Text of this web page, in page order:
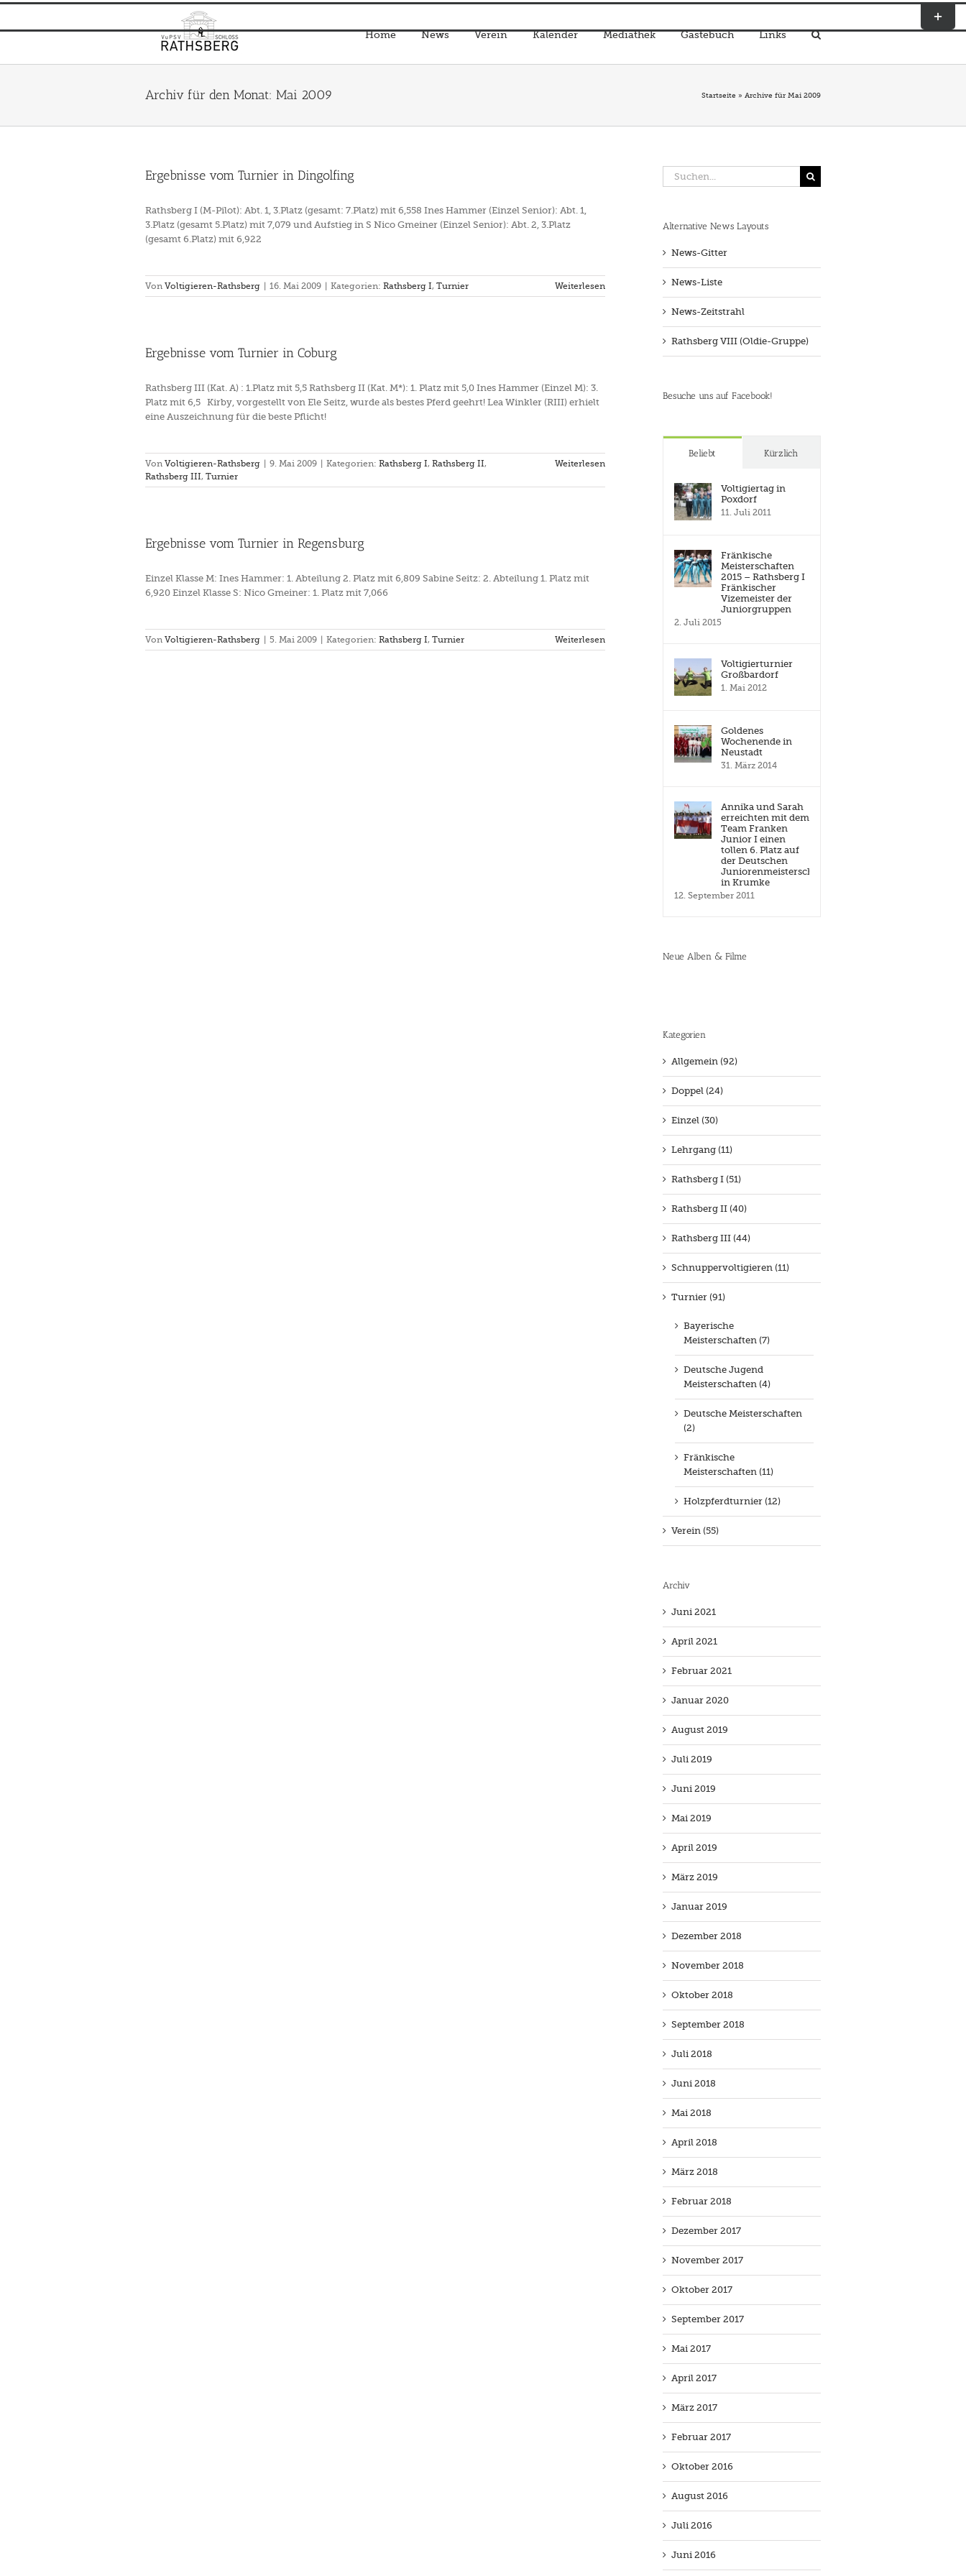
Zum
springen
Home News Verein Kalender Mediathek Gästebuch Links
Archiv für den Monat: Mai 2009 Startseite » Archive für Mai 2009
Ergebnisse vom Turnier in Dingolfing
Rathsberg I (M-Pilot): Abt. 1, 3.Platz (gesamt: 7.Platz) mit 6,558 Ines Hammer (Einzel Senior): Abt. 1,
3.Platz (gesamt 5.Platz) mit 7,079 und Aufstieg in S Nico Gmeiner (Einzel Senior): Abt. 2, 3.Platz
(gesamt 6.Platz) mit 6,922
Von Voltigieren-Rathsberg 16. Mai 2009 Kategorien: Rathsberg I, Turnier Weiterlesen
Ergebnisse vom Turnier in Coburg
Rathsberg III (Kat. A) : 1.Platz mit 5,5 Rathsberg II (Kat. M*): 1. Platz mit 5,0 Ines Hammer (Einzel M): 3.
Platz mit 6,5 Kirby, vorgestellt von Ele Seitz, wurde als bestes Pferd geehrt! Lea Winkler (RIII) erhielt
eine Auszeichnung für die beste Pflicht!
Von Voltigieren-Rathsberg 9. Mai 2009 Kategorien: Rathsberg I, Rathsberg II,
Rathsberg III, Turnier
Weiterlesen
Ergebnisse vom Turnier in Regensburg
Einzel Klasse M: Ines Hammer: 1. Abteilung 2. Platz mit 6,809 Sabine Seitz: 2. Abteilung 1. Platz mit
6,920 Einzel Klasse S: Nico Gmeiner: 1. Platz mit 7,066
Von Voltigieren-Rathsberg 5. Mai 2009 Kategorien: Rathsberg I, Turnier Weiterlesen
Suche
nach:
Alternative News Layouts
News-Gitter
News-Liste
News-Zeitstrahl
Rathsberg VIII (Oldie-Gruppe)
Besuche uns auf Facebook!
Beliebt Kürzlich
Voltigiertag in
Poxdorf
11. Juli 2011
Fränkische
Meisterschaften
2015 – Rathsberg I
Fränkischer
Vizemeister der
Juniorgruppen
2. Juli 2015
Voltigierturnier
Großbardorf
1. Mai 2012
Goldenes
Wochenende in
Neustadt
31. März 2014
Annika und Sarah
erreichten mit dem
Team Franken
Junior I einen
tollen 6. Platz auf
der Deutschen
Juniorenmeisterschaft
in Krumke
12. September 2011
Neue Alben & Filme
Kategorien
Allgemein (92)
Doppel (24)
Einzel (30)
Lehrgang (11)
Rathsberg I (51)
Rathsberg II (40)
Rathsberg III (44)
Schnuppervoltigieren (11)
Turnier (91)
Bayerische
Meisterschaften (7)
Deutsche Jugend
Meisterschaften (4)
Deutsche Meisterschaften
(2)
Fränkische
Meisterschaften (11)
Holzpferdturnier (12)
Verein (55)
Archiv
Juni 2021
April 2021
Februar 2021
Januar 2020
August 2019
Juli 2019
Juni 2019
Mai 2019
April 2019
März 2019
Januar 2019
Dezember 2018
November 2018
Oktober 2018
September 2018
Juli 2018
Juni 2018
Mai 2018
April 2018
März 2018
Februar 2018
Dezember 2017
November 2017
Oktober 2017
September 2017
Mai 2017
April 2017
März 2017
Februar 2017
Oktober 2016
August 2016
Juli 2016
Juni 2016
Toggle
Sliding